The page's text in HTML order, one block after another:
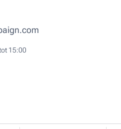
15:00